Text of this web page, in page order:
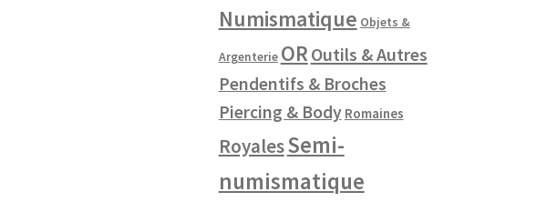
Numismatique Objets &
Argenterie OR Outils & Autres
Pendentifs & Broches
Piercing & Body Romaines
RoyalesSemi-
numismatique